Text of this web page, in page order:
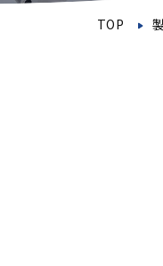
TOP